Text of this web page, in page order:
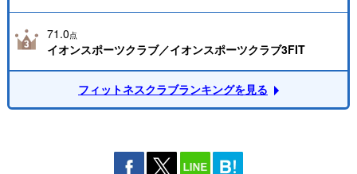
71.0点
イオンスポーツクラブ／イオンスポーツクラブ3FIT
フィットネスクラブランキングを見る